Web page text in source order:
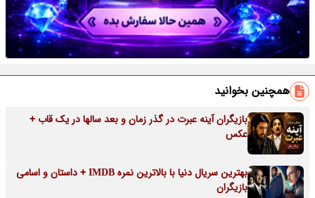
همچنین بخوانید
بازیگران آینه عبرت در گذر زمان و بعد سالها در یک قاب +
عکس
بهترین سریال دنیا با بالاترین نمره IMDB + داستان و اسامی
بازیگران